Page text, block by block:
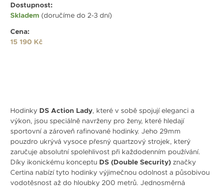
Dostupnost:
Skladem (doručíme do 2-3 dní)
Cena:
15 190 Kč
Hodinky DS Action Lady, které v sobě spojují eleganci a
výkon, jsou speciálně navrženy pro ženy, které hledají
sportovní a zároveň rafinované hodinky. Jeho 29mm
pouzdro ukrývá vysoce přesný quartzový strojek, který
zaručuje absolutní spolehlivost při každodenním používání.
Díky ikonickému konceptu DS (Double Security) značky
Certina nabízí tyto hodinky výjimečnou odolnost a působivou
vodotěsnost až do hloubky 200 metrů. Jednosměrná